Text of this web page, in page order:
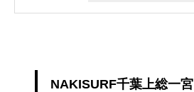
NAKISURF千葉上総一宮